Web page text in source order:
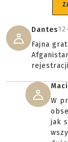
Dantes
Fajna
W
jak